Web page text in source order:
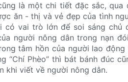
là một chi tiết đặc sắc,
ăn - thị và vẻ đẹp của tình
có vai trò lớn để soi sáng chủ
người nông dân trong nạn
tâm hồn của người lao động
“Chí Phèo” thì bát bánh đúc
khi viết về người nông dân.